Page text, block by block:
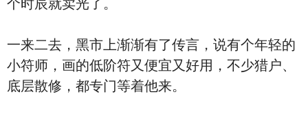
个时辰就卖光了。
一来二去，黑市上渐渐有了传言，说有个年轻的
小符师，画的低阶符又便宜又好用，不少猎户、
底层散修，都专门等着他来。